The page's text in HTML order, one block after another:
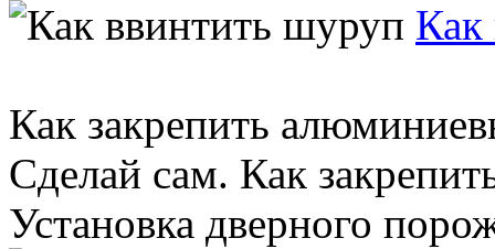
Как
Как закрепить
Сделай сам. Как
Установка дверного